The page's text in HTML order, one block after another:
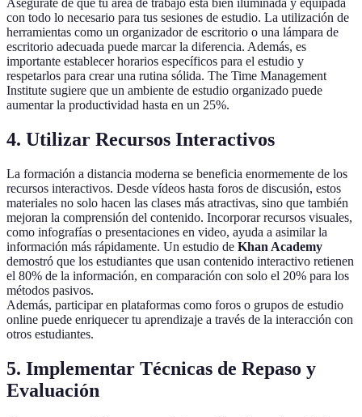
Asegúrate de que tu área de trabajo está bien iluminada y equipada
con todo lo necesario para tus sesiones de estudio. La utilización de
herramientas como un organizador de escritorio o una lámpara de
escritorio adecuada puede marcar la diferencia. Además, es
importante establecer horarios específicos para el estudio y
respetarlos para crear una rutina sólida. The Time Management
Institute sugiere que un ambiente de estudio organizado puede
aumentar la productividad hasta en un 25%.
4. Utilizar Recursos Interactivos
La formación a distancia moderna se beneficia enormemente de los
recursos interactivos. Desde vídeos hasta foros de discusión, estos
materiales no solo hacen las clases más atractivas, sino que también
mejoran la comprensión del contenido. Incorporar recursos visuales,
como infografías o presentaciones en video, ayuda a asimilar la
información más rápidamente. Un estudio de Khan Academy
demostró que los estudiantes que usan contenido interactivo retienen
el 80% de la información, en comparación con solo el 20% para los
métodos pasivos.
Además, participar en plataformas como foros o grupos de estudio
online puede enriquecer tu aprendizaje a través de la interacción con
otros estudiantes.
5. Implementar Técnicas de Repaso y
Evaluación